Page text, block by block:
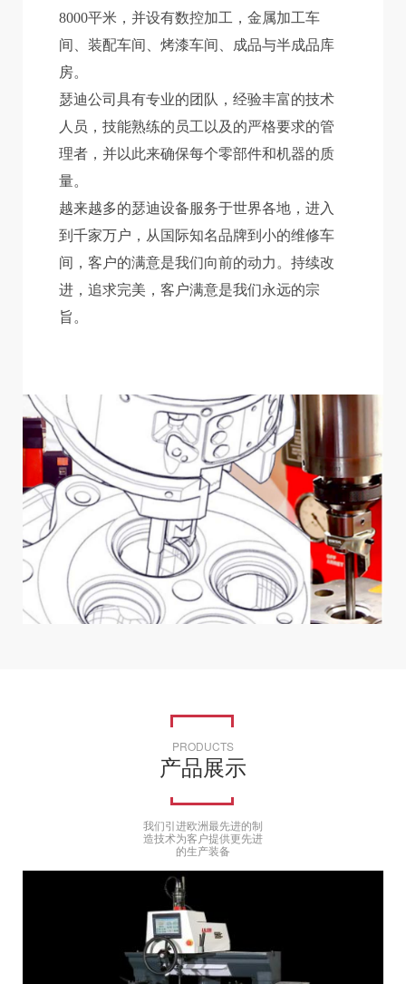
8000平米，并设有数控加工，金属加工车
间、装配车间、烤漆车间、成品与半成品库
房。
瑟迪公司具有专业的团队，经验丰富的技术
人员，技能熟练的员工以及的严格要求的管
理者，并以此来确保每个零部件和机器的质
量。
越来越多的瑟迪设备服务于世界各地，进入
到千家万户，从国际知名品牌到小的维修车
间，客户的满意是我们向前的动力。持续改
进，追求完美，客户满意是我们永远的宗
旨。
PRODUCTS
产品展示
我们引进欧洲最先进的制
造技术为客户提供更先进
的生产装备